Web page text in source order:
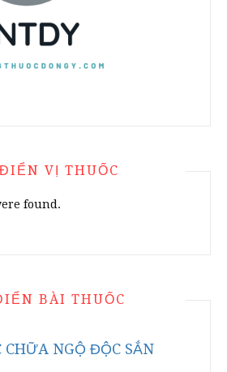
VỊ THUỐC
found.
BÀI THUỐC
CHỮA NGỘ ĐỘC SẮN